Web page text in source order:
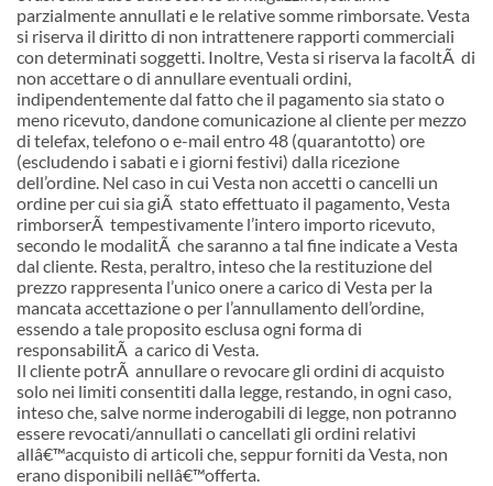
parzialmente annullati e le relative somme rimborsate. Vesta
si riserva il diritto di non intrattenere rapporti commerciali
con determinati soggetti. Inoltre, Vesta si riserva la facoltÃ di
non accettare o di annullare eventuali ordini,
indipendentemente dal fatto che il pagamento sia stato o
meno ricevuto, dandone comunicazione al cliente per mezzo
di telefax, telefono o e-mail entro 48 (quarantotto) ore
(escludendo i sabati e i giorni festivi) dalla ricezione
dell’ordine. Nel caso in cui Vesta non accetti o cancelli un
ordine per cui sia giÃ stato effettuato il pagamento, Vesta
rimborserÃ tempestivamente l’intero importo ricevuto,
secondo le modalitÃ che saranno a tal fine indicate a Vesta
dal cliente. Resta, peraltro, inteso che la restituzione del
prezzo rappresenta l’unico onere a carico di Vesta per la
mancata accettazione o per l’annullamento dell’ordine,
essendo a tale proposito esclusa ogni forma di
responsabilitÃ a carico di Vesta.
Il cliente potrÃ annullare o revocare gli ordini di acquisto
solo nei limiti consentiti dalla legge, restando, in ogni caso,
inteso che, salve norme inderogabili di legge, non potranno
essere revocati/annullati o cancellati gli ordini relativi
allâ€™acquisto di articoli che, seppur forniti da Vesta, non
erano disponibili nellâ€™offerta.